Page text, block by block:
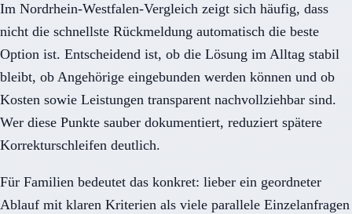
Im Nordrhein-Westfalen-Vergleich zeigt sich häufig, dass
nicht die schnellste Rückmeldung automatisch die beste
Option ist. Entscheidend ist, ob die Lösung im Alltag stabil
bleibt, ob Angehörige eingebunden werden können und ob
Kosten sowie Leistungen transparent nachvollziehbar sind.
Wer diese Punkte sauber dokumentiert, reduziert spätere
Korrekturschleifen deutlich.
Für Familien bedeutet das konkret: lieber ein geordneter
Ablauf mit klaren Kriterien als viele parallele Einzelanfragen